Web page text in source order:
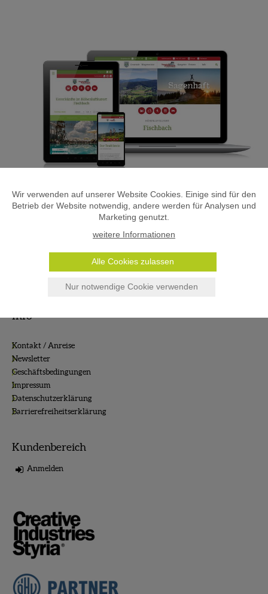
Info
Kontakt / Anreise
Newsletter
Geschäftsbedingungen
Impressum
Datenschutzerklärung
Barrierefreiheitserklärung
Kundenbereich
Anmelden
Wir verwenden auf unserer Website Cookies. Einige sind für den
Betrieb der Website notwendig, andere werden für Analysen und
Marketing genutzt.
weitere Informationen
Alle Cookies zulassen
Nur notwendige Cookie verwenden